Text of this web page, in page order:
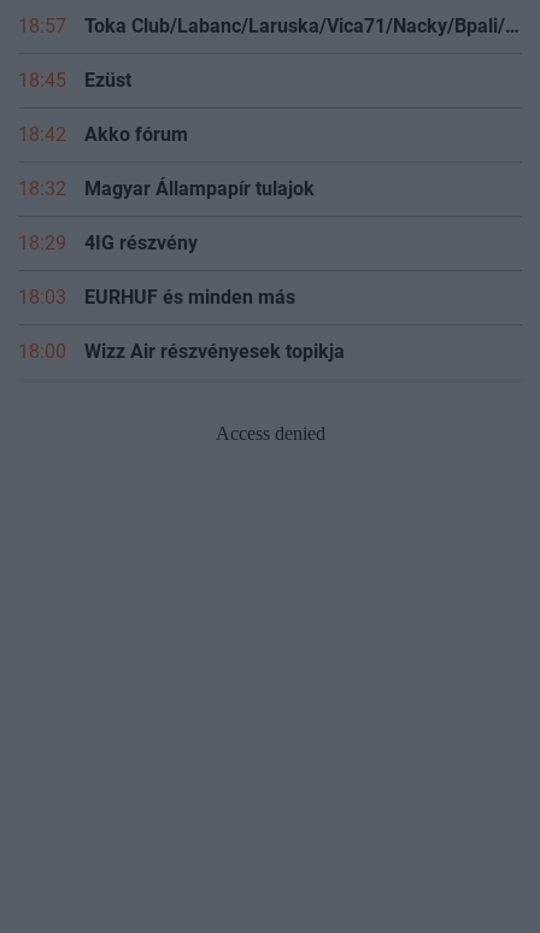
18:57 Toka Club/Labanc/Laruska/Vica71/Nacky/Bpali/Oldrider/Josefernando/Mcbull/Kawaszabi
18:45 Ezüst
18:42 Akko fórum
18:32 Magyar Állampapír tulajok
18:29 4IG részvény
18:03 EURHUF és minden más
18:00 Wizz Air részvényesek topikja